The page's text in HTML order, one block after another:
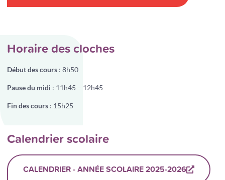
Horaire des cloches
Début des cours : 8h50
Pause du midi : 11h45 – 12h45
Fin des cours : 15h25
Calendrier scolaire
CALENDRIER - ANNÉE SCOLAIRE 2025-2026